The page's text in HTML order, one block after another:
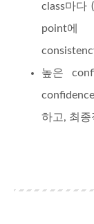
class마다
point에
높은
하고, 최종